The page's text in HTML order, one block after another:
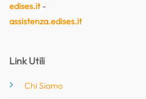
edises.it-
assistenza.edises.it
Link Utili
Chi Siamo